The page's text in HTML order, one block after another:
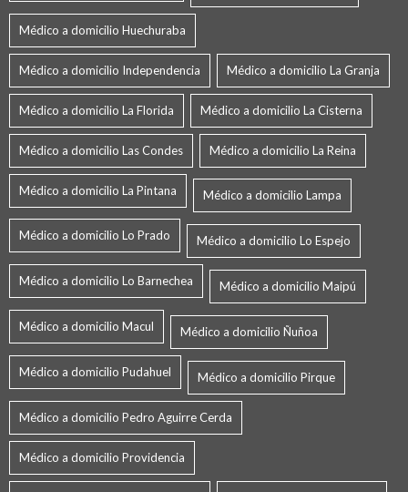
Médico a domicilio Huechuraba
Médico a domicilio Independencia Médico a domicilio La Granja
Médico a domicilio La Florida Médico a domicilio La Cisterna
Médico a domicilio Las Condes Médico a domicilio La Reina
Médico a domicilio La Pintana Médico a domicilio Lampa
Médico a domicilio Lo Prado Médico a domicilio Lo Espejo
Médico a domicilio Lo Barnechea Médico a domicilio Maipú
Médico a domicilio Macul Médico a domicilio Ñuñoa
Médico a domicilio Pudahuel Médico a domicilio Pirque
Médico a domicilio Pedro Aguirre Cerda
Médico a domicilio Providencia